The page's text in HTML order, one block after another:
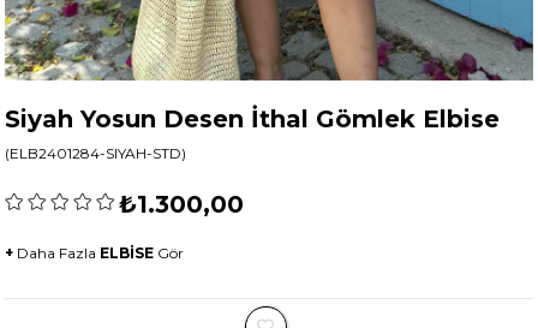
Siyah Yosun Desen İthal Gömlek Elbise
(ELB2401284-SIYAH-STD)
₺1.300,00
+ Daha Fazla ELBİSE Gör